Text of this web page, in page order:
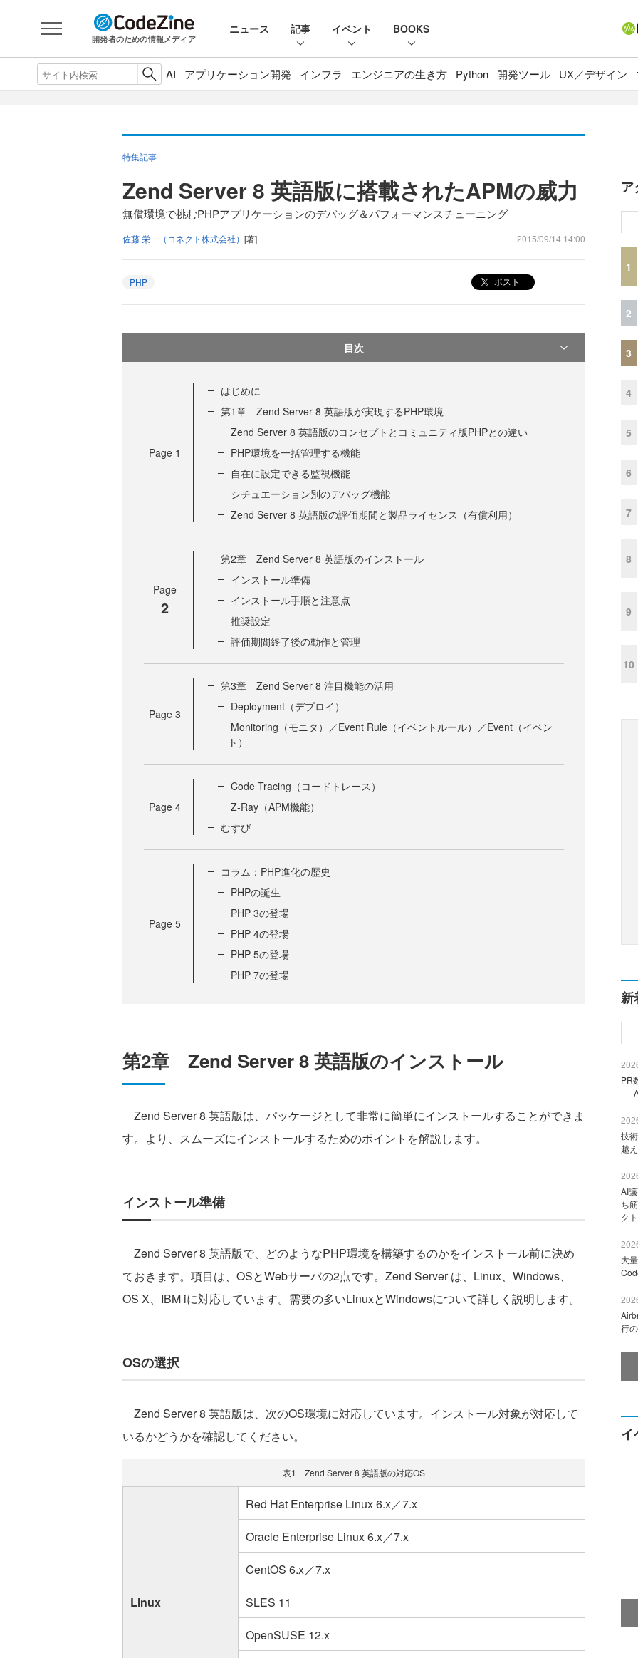
開発者のための情報メディア
ニュース 記事 イベント BOOKS
AI アプリケーション開発 インフラ エンジニアの生き方 Python 開発ツール UX／デザイン
特集記事
Zend Server 8 英語版に搭載されたAPMの威力
無償環境で挑むPHPアプリケーションのデバッグ＆パフォーマンスチューニング
佐藤 栄一（コネクト株式会社） [著] 2015/09/14 14:00
PHP ポスト
目次
Page 1
はじめに
第1章 Zend Server 8 英語版が実現するPHP環境
Zend Server 8 英語版のコンセプトとコミュニティ版PHPとの違い
PHP環境を一括管理する機能
自在に設定できる監視機能
シチュエーション別のデバッグ機能
Zend Server 8 英語版の評価期間と製品ライセンス（有償利用）
Page
2
第2章 Zend Server 8 英語版のインストール
インストール準備
インストール手順と注意点
推奨設定
評価期間終了後の動作と管理
Page 3
第3章 Zend Server 8 注目機能の活用
Deployment（デプロイ）
Monitoring（モニタ）／Event Rule（イベントルール）／Event（イベン
ト）
Page 4
Code Tracing（コードトレース）
Z-Ray（APM機能）
むすび
Page 5
コラム：PHP進化の歴史
PHPの誕生
PHP 3の登場
PHP 4の登場
PHP 5の登場
PHP 7の登場
第2章 Zend Server 8 英語版のインストール
Zend Server 8 英語版は、パッケージとして非常に簡単にインストールすることができま
す。より、スムーズにインストールするためのポイントを解説します。
インストール準備
Zend Server 8 英語版で、どのようなPHP環境を構築するのかをインストール前に決め
ておきます。項目は、OSとWebサーバの2点です。Zend Server は、Linux、Windows、
OS X、IBM iに対応しています。需要の多いLinuxとWindowsについて詳しく説明します。
OSの選択
Zend Server 8 英語版は、次のOS環境に対応しています。インストール対象が対応して
いるかどうかを確認してください。
表1 Zend Server 8 英語版の対応OS
Linux
Red Hat Enterprise Linux 6.x／7.x
Oracle Enterprise Linux 6.x／7.x
CentOS 6.x／7.x
SLES 11
OpenSUSE 12.x
ア
1
2
3
4
5
6
7
8
9
10
新
PR
技
越
AI
ち
ク
大
行
イ